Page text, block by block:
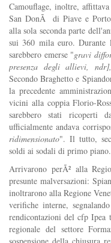
Camouflage, inoltre,
San DonÃ di Piave e
alla sola seconda parte
sui 360 mila euro. Durante
sarebbero emerse "gravi
presenza degli allievi,
Secondo Braghetto e
la precedente
vicini alla coppia Florio-
sarebbero stati ricoperti
ufficialmente andava
ridimensionato". Il tutto,
soldi ai sodali di primo piano.
Arrivarono perÃ² alla
presunte malversazioni:
inoltrarono alla Regione
verifiche interne,
rendicontazioni del cfp
regionale del settore